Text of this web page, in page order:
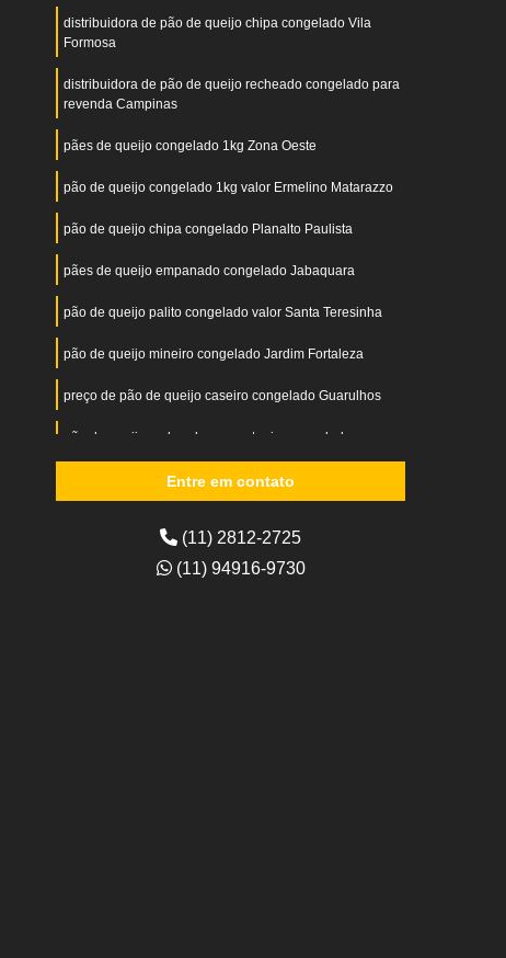
distribuidora de pão de queijo chipa congelado Vila
Formosa
distribuidora de pão de queijo recheado congelado para
revenda Campinas
pães de queijo congelado 1kg Zona Oeste
pão de queijo congelado 1kg valor Ermelino Matarazzo
pão de queijo chipa congelado Planalto Paulista
pães de queijo empanado congelado Jabaquara
pão de queijo palito congelado valor Santa Teresinha
pão de queijo mineiro congelado Jardim Fortaleza
preço de pão de queijo caseiro congelado Guarulhos
pão de queijo recheado com catupiry congelado
Entre em contato
(11) 2812-2725
(11) 94916-9730